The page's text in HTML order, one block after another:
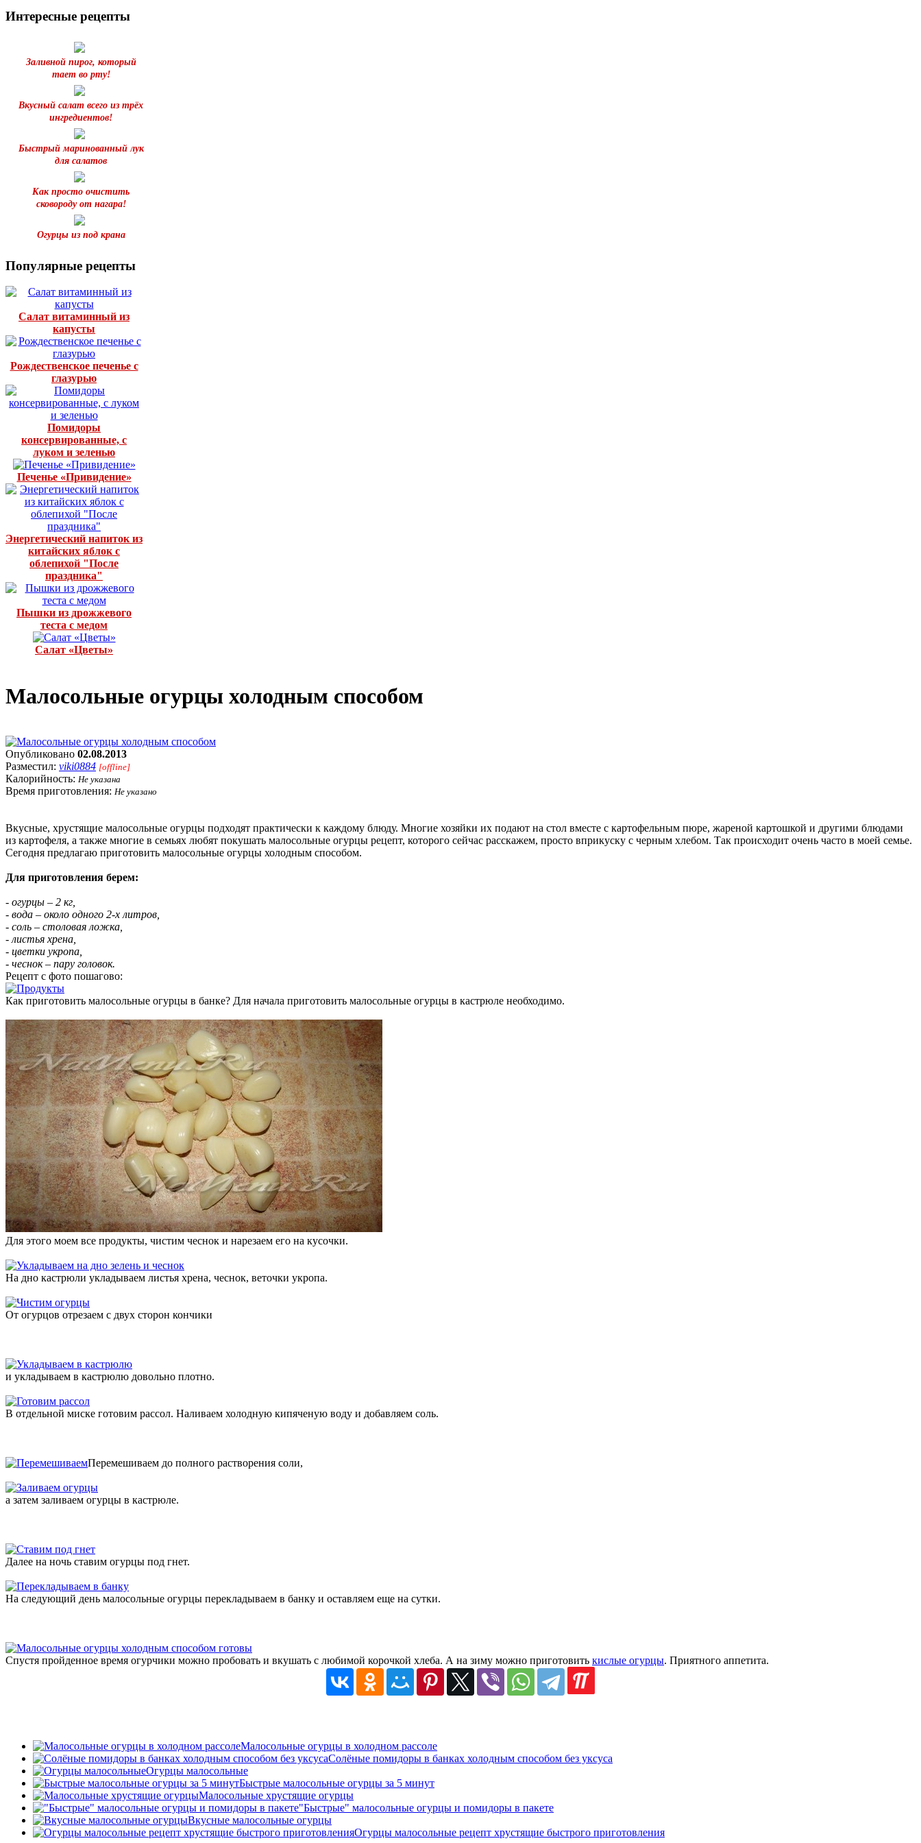
Интересные рецепты
Заливной пирог, который
тает во рту!
Вкусный салат всего из трёх
ингредиентов!
Быстрый маринованный лук
для салатов
Как просто очистить
сковороду от нагара!
Огурцы из под крана
Популярные рецепты
Салат витаминный из
капусты
Рождественское печенье с
глазурью
Помидоры
консервированные, с
луком и зеленью
Печенье «Привидение»
Энергетический напиток из
китайских яблок с
облепихой "После
праздника"
Пышки из дрожжевого
теста с медом
Салат «Цветы»
Малосольные огурцы холодным способом
Опубликовано 02.08.2013
Разместил: viki0884 [offline]
Калорийность: Не указана
Время приготовления: Не указано
Вкусные, хрустящие малосольные огурцы подходят практически к каждому блюду. Многие хозяйки их подают на стол вместе с картофельным пюре, жареной картошкой и другими блюдами
из картофеля, а также многие в семьях любят покушать малосольные огурцы рецепт, которого сейчас расскажем, просто вприкуску с черным хлебом. Так происходит очень часто в моей семье.
Сегодня предлагаю приготовить малосольные огурцы холодным способом.
Для приготовления берем:
- огурцы – 2 кг,
- вода – около одного 2-х литров,
- соль – столовая ложка,
- листья хрена,
- цветки укропа,
- чеснок – пару головок.
Рецепт с фото пошагово:
Как приготовить малосольные огурцы в банке? Для начала приготовить малосольные огурцы в кастрюле необходимо.
Для этого моем все продукты, чистим чеснок и нарезаем его на кусочки.
На дно кастрюли укладываем листья хрена, чеснок, веточки укропа.
От огурцов отрезаем с двух сторон кончики
и укладываем в кастрюлю довольно плотно.
В отдельной миске готовим рассол. Наливаем холодную кипяченую воду и добавляем соль.
Перемешиваем до полного растворения соли,
а затем заливаем огурцы в кастрюле.
Далее на ночь ставим огурцы под гнет.
На следующий день малосольные огурцы перекладываем в банку и оставляем еще на сутки.
Спустя пройденное время огурчики можно пробовать и вкушать с любимой корочкой хлеба. А на зиму можно приготовить кислые огурцы. Приятного аппетита.
Малосольные огурцы в холодном рассоле
Солёные помидоры в банках холодным способом без уксуса
Огурцы малосольные
Быстрые малосольные огурцы за 5 минут
Малосольные хрустящие огурцы
"Быстрые" малосольные огурцы и помидоры в пакете
Вкусные малосольные огурцы
Огурцы малосольные рецепт хрустящие быстрого приготовления